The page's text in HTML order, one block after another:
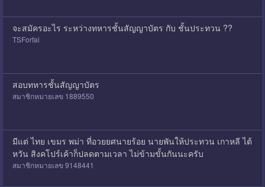
จะสมัครอะไร ระหว่างทหารชั้นสัญญาบัตร กับ ชั้นประทวน ??
TSForfai
สอบทหารชั้นสัญญาบัตร
สมาชิกหมายเลข 1889550
มีแต่ ไทย เขมร พม่า ที่อวยยศนายร้อย นายพันให้ประทวน เกาหลี ไต้
หวัน สิงคโปร์เค้าก็ปลดตามเวลา ไม่ข้ามขั้นกันนะครับ
สมาชิกหมายเลข 9148441